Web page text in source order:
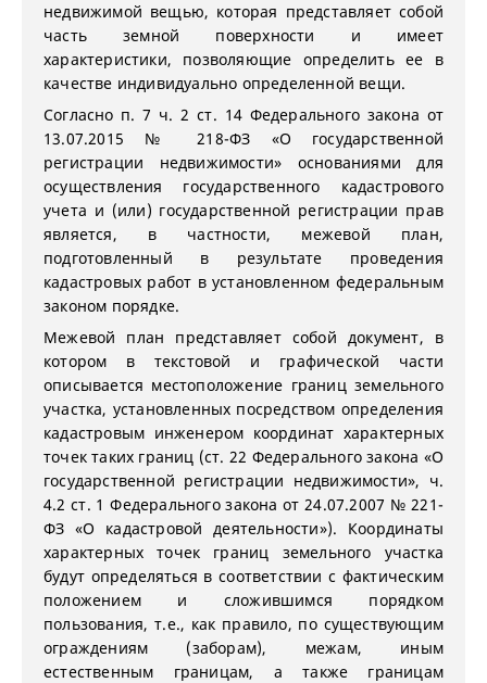
недвижимой вещью, которая представляет собой
часть земной поверхности и имеет
характеристики, позволяющие определить ее в
качестве индивидуально определенной вещи.
Согласно п. 7 ч. 2 ст. 14 Федерального закона от
13.07.2015 № 218-ФЗ «О государственной
регистрации недвижимости» основаниями для
осуществления государственного кадастрового
учета и (или) государственной регистрации прав
является, в частности, межевой план,
подготовленный в результате проведения
кадастровых работ в установленном федеральным
законом порядке.
Межевой план представляет собой документ, в
котором в текстовой и графической части
описывается местоположение границ земельного
участка, установленных посредством определения
кадастровым инженером координат характерных
точек таких границ (ст. 22 Федерального закона «О
государственной регистрации недвижимости», ч.
4.2 ст. 1 Федерального закона от 24.07.2007 № 221-
ФЗ «О кадастровой деятельности»). Координаты
характерных точек границ земельного участка
будут определяться в соответствии с фактическим
положением и сложившимся порядком
пользования, т.е., как правило, по существующим
ограждениям (заборам), межам, иным
естественным границам, а также границам